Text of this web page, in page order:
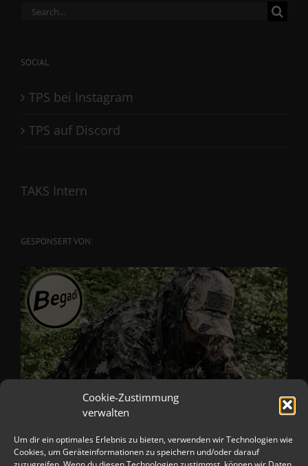
Cookie-Zustimmung
verwalten
Um dir ein optimales Erlebnis zu bieten, verwenden wir Technologien wie
Cookies, um Geräteinformationen zu speichern und/oder darauf
Search
SOCIAL
TPS bei Instagram
TPS auf Discord
TAKS Intern
GESPONSERT VON: